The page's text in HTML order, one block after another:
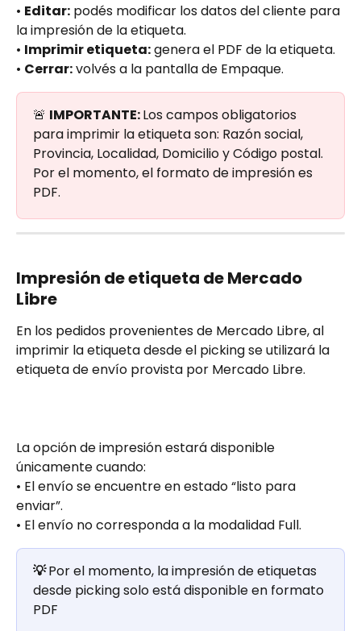
• Editar: podés modificar los datos del cliente para
la impresión de la etiqueta.
• Imprimir etiqueta: genera el PDF de la etiqueta.
• Cerrar: volvés a la pantalla de Empaque.
🚨 IMPORTANTE: Los campos obligatorios
para imprimir la etiqueta son: Razón social,
Provincia, Localidad, Domicilio y Código postal.
Por el momento, el formato de impresión es
PDF.
Impresión de etiqueta de Mercado
Libre
En los pedidos provenientes de Mercado Libre, al
imprimir la etiqueta desde el picking se utilizará la
etiqueta de envío provista por Mercado Libre.​
La opción de impresión estará disponible
únicamente cuando:
• El envío se encuentre en estado “listo para
enviar”.
• El envío no corresponda a la modalidad Full.
💡 Por el momento, la impresión de etiquetas
desde picking solo está disponible en formato
PDF